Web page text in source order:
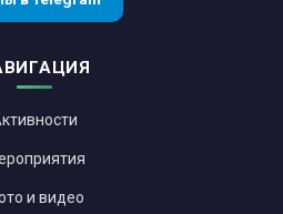
и видео